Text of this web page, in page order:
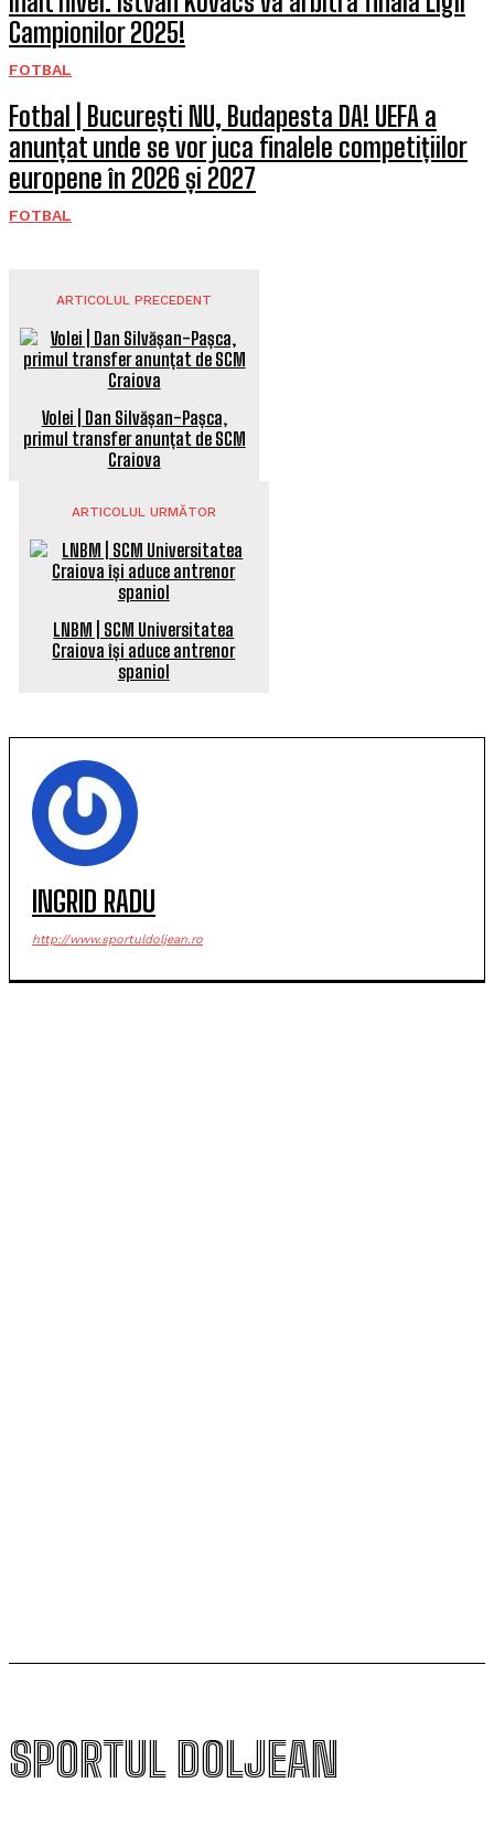
Campionilor 2025!
FOTBAL
Fotbal | București NU, Budapesta DA! UEFA a
anunțat unde se vor juca finalele competițiilor
europene în 2026 și 2027
FOTBAL
ARTICOLUL PRECEDENT
Volei | Dan Silvășan-Pașca,
primul transfer anunțat de SCM
Craiova
ARTICOLUL URMĂTOR
LNBM | SCM Universitatea
Craiova își aduce antrenor
spaniol
INGRID RADU
http://www.sportuldoljean.ro
SPORTUL DOLJEAN